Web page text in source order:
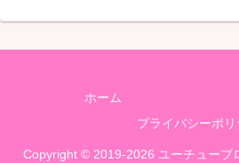
ホーム
プライバシーポリ
Copyright © 2019-2026 ユーチューブ